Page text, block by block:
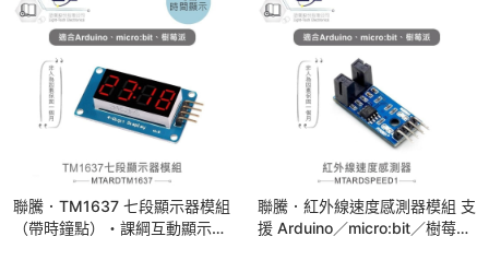
聯騰．TM1637 七段顯示器模組
（帶時鐘點）・課綱互動顯示應
聯騰．紅外線速度感測器模組 支
援 Arduino／micro:bit／樹莓